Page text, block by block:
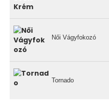
Női Vágyfokozó
Tornado